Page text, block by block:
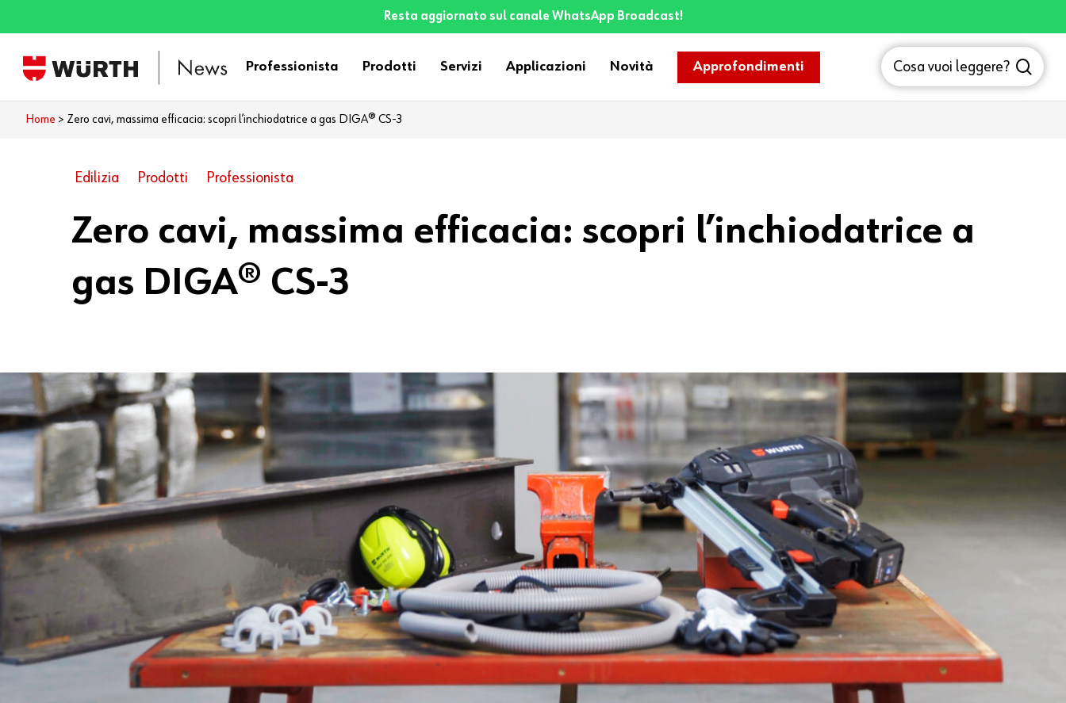
to
main
Resta aggiornato sul canale WhatsApp Broadcast!
Professionista Prodotti Servizi Applicazioni Novità Approfondimenti Cosa vuoi leggere?
Home > Zero cavi, massima efficacia: scopri l’inchiodatrice a gas DIGA® CS-3
Edilizia Prodotti Professionista
Zero cavi, massima efficacia: scopri l’inchiodatrice a
gas DIGA® CS-3